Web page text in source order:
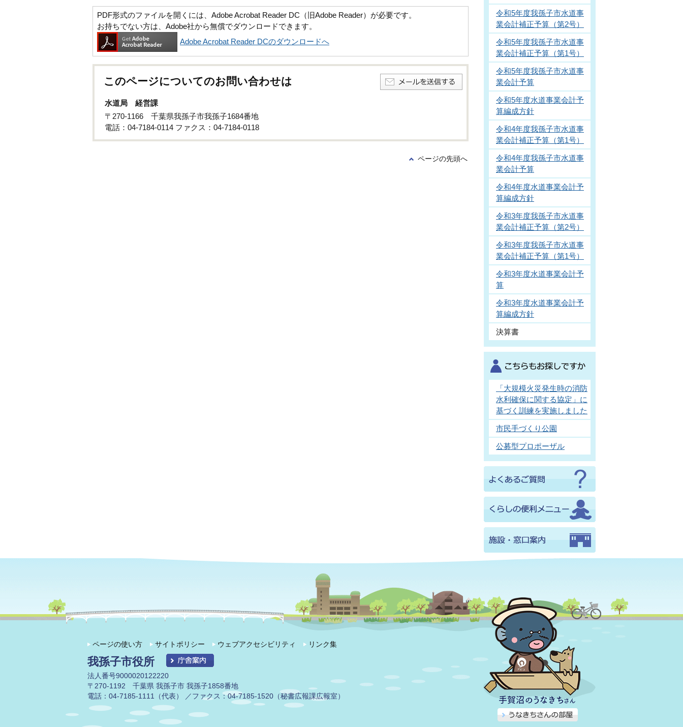
PDF形式のファイルを開くには、Adobe Acrobat Reader DC（旧Adobe Reader）が必要です。
お持ちでない方は、Adobe社から無償でダウンロードできます。
Adobe Acrobat Reader DCのダウンロードへ
このページについてのお問い合わせは
水道局 経営課
〒270-1166 千葉県我孫子市我孫子1684番地
電話：04-7184-0114 ファクス：04-7184-0118
ページの先頭へ
令和5年度我孫子市水道事
業会計補正予算（第2号）
令和5年度我孫子市水道事
業会計補正予算（第1号）
令和5年度我孫子市水道事
業会計予算
令和5年度水道事業会計予
算編成方針
令和4年度我孫子市水道事
業会計補正予算（第1号）
令和4年度我孫子市水道事
業会計予算
令和4年度水道事業会計予
算編成方針
令和3年度我孫子市水道事
業会計補正予算（第2号）
令和3年度我孫子市水道事
業会計補正予算（第1号）
令和3年度水道事業会計予
算
令和3年度水道事業会計予
算編成方針
決算書
「大規模火災発生時の消防
水利確保に関する協定」に
基づく訓練を実施しました
市民手づくり公園
公募型プロポーザル
ページの使い方 サイトポリシー ウェブアクセシビリティ リンク集
我孫子市役所
法人番号9000020122220
〒270-1192 千葉県 我孫子市 我孫子1858番地
電話：04-7185-1111（代表） ／ファクス：04-7185-1520（秘書広報課広報室）